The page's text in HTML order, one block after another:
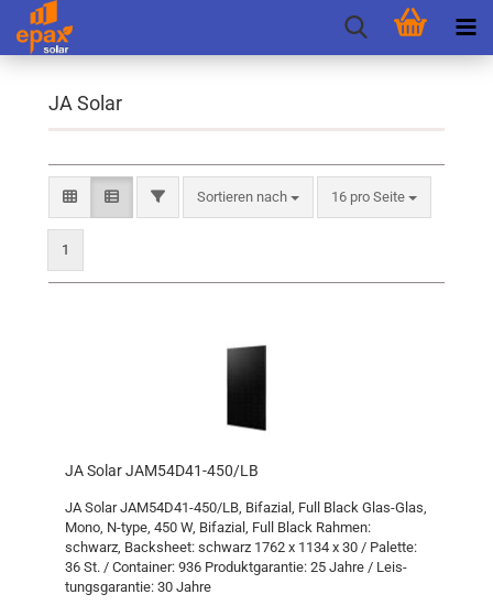
JA Solar
FILTERSortieren nach 16 pro Seite
1
JA Solar JAM54D41-​​450/LB
JA Solar JAM54D41-​450/LB, Bi­fa­zi­al, Full Black Glas-​Glas,
Mono, N-​type, 450 W, Bi­fa­zi­al, Full Black Rah­men:
schwarz, Back­sheet: schwarz 1762 x 1134 x 30 / Pa­let­te:
36 St. / Con­tai­ner: 936 Pro­dukt­ga­ran­tie: 25 Jahre / Leis­
tungs­ga­ran­tie: 30 Jahre